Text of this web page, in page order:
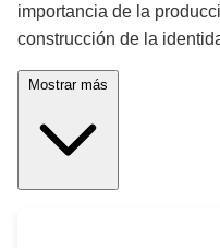
importancia de la
construcción de la